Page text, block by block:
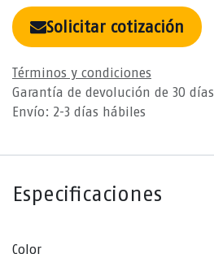
Solicitar cotización
Términos y condiciones
Garantía de devolución de 30 días
Envío: 2-3 días hábiles
Especificaciones
Color